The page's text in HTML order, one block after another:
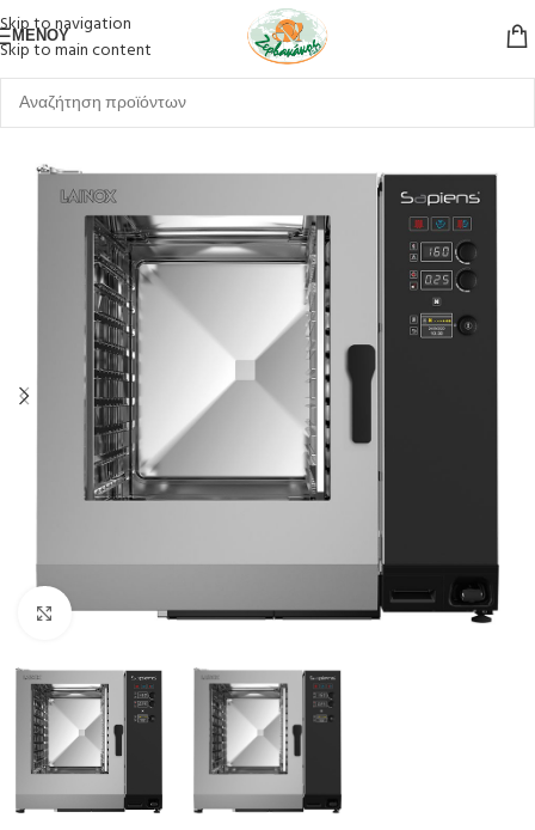
Skip to navigation
Skip to main content
ΜΕΝΟΎ
Κλικ για μεγέθυνση